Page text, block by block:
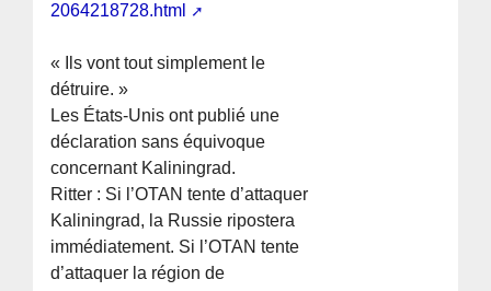
2064218728.html
« Ils vont tout simplement le
détruire. »
Les États-Unis ont publié une
déclaration sans équivoque
concernant Kaliningrad.
Ritter : Si l’OTAN tente d’attaquer
Kaliningrad, la Russie ripostera
immédiatement. Si l’OTAN tente
d’attaquer la région de